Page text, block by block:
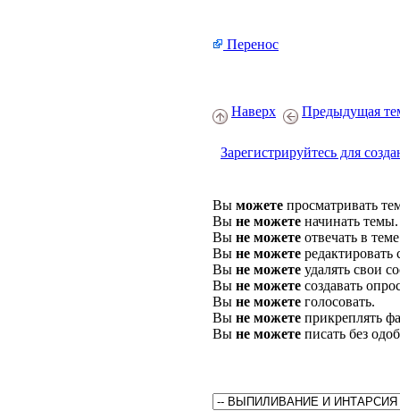
Перенос
Наверх Предыдущая
Зарегистрируйтесь для
Вы можете просматривать
Вы не можете начинать темы.
Вы не можете отвечать в
Вы не можете
Вы не можете удалять свои
Вы не можете создавать
Вы не можете голосовать.
Вы не можете прикреплять
Вы не можете писать без